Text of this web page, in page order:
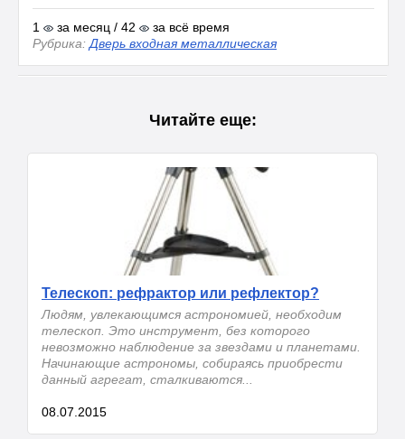
1 за месяц / 42
за всё время
Рубрика: Дверь входная металлическая
Читайте еще:
Телескоп: рефрактор или рефлектор?
Людям, увлекающимся астрономией, необходим
телескоп. Это инструмент, без которого
невозможно наблюдение за звездами и планетами.
Начинающие астрономы, собираясь приобрести
данный агрегат, сталкиваются...
08.07.2015